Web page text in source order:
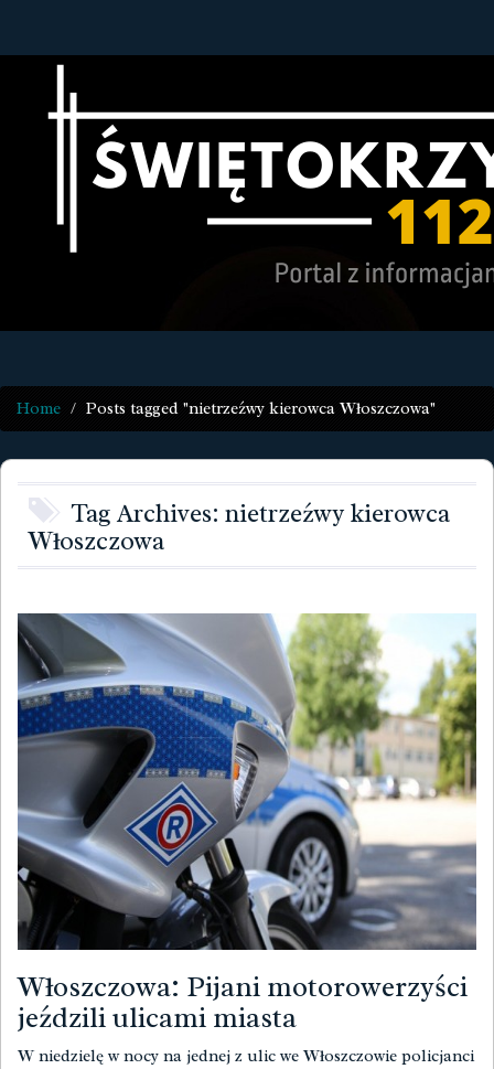
Home Posts tagged "nietrzeźwy kierowca Włoszczowa"
Tag Archives: nietrzeźwy kierowca
Włoszczowa
Włoszczowa: Pijani motorowerzyści
jeździli ulicami miasta
W niedzielę w nocy na jednej z ulic we Włoszczowie policjanci